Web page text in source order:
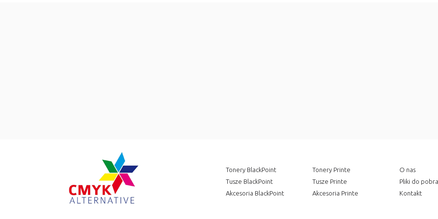
Tonery BlackPoint Tonery Printe
O nas
Tusze BlackPoint
Tusze Printe
Pliki do
Akcesoria BlackPoint
Akcesoria Printe Kontakt